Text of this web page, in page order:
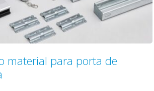
material para porta de